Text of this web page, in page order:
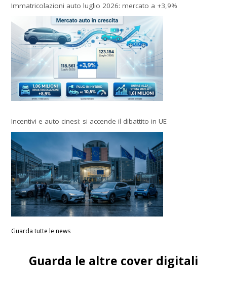
Immatricolazioni auto luglio 2026: mercato a +3,9%
Incentivi e auto cinesi: si accende il dibattito in UE
Guarda tutte le news
Guarda le altre cover digitali